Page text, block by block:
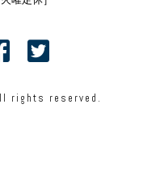
rights reserved.